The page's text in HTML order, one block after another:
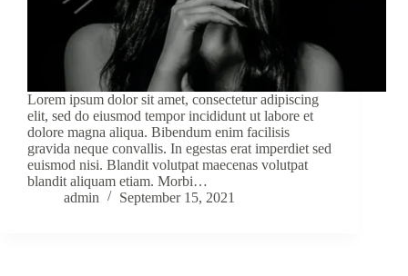
Lorem ipsum dolor sit amet, consectetur adipiscing
elit, sed do eiusmod tempor incididunt ut labore et
dolore magna aliqua. Bibendum enim facilisis
gravida neque convallis. In egestas erat imperdiet sed
euismod nisi. Blandit volutpat maecenas volutpat
blandit aliquam etiam. Morbi…
admin
September 15, 2021